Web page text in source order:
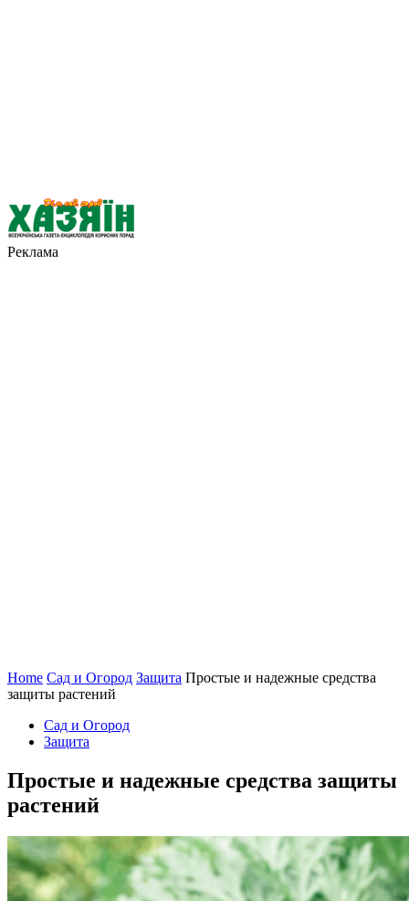
Реклама
Home Сад и Огород Защита Простые и надежные средства
защиты растений
Сад и Огород
Защита
Простые и надежные средства защиты
растений